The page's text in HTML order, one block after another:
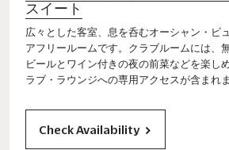
スイート
広々とした客室、息を呑むオーシャン・ビ
アフリールームです。クラブルームには、
ビールとワイン付きの夜の前菜などを楽し
ラブ・ラウンジへの専用アクセスが含まれま
Check Availability